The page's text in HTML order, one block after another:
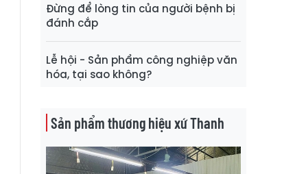
Đừng để lòng tin của người bệnh bị
đánh cắp
Lễ hội - Sản phẩm công nghiệp văn
hóa, tại sao không?
Sản phẩm thương hiệu xứ Thanh